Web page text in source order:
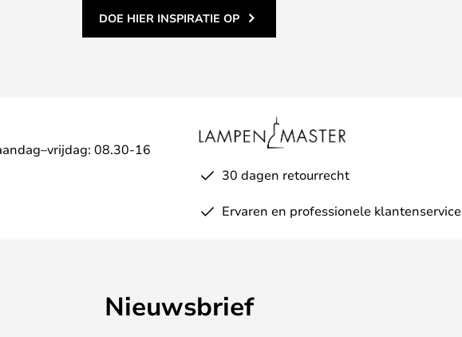
DOE HIER INSPIRATIE OP
08.30-16
30 dagen retourrecht
Ervaren en professionele klantenservice
Nieuwsbrief